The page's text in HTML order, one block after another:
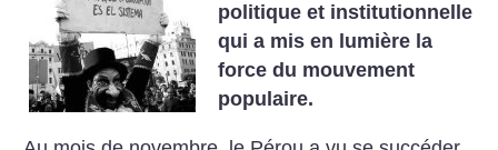
politique et institutionnelle
qui a mis en lumière la
force du mouvement
populaire.